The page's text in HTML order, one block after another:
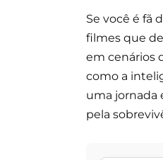
Se você é fã
filmes que
em cenários
como a
uma jornada
pela